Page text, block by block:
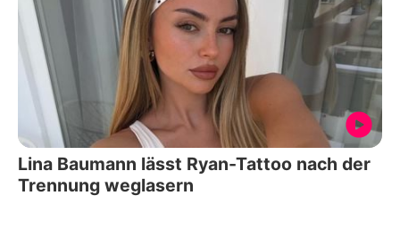
Lina Baumann lässt Ryan-Tattoo nach der
Trennung weglasern